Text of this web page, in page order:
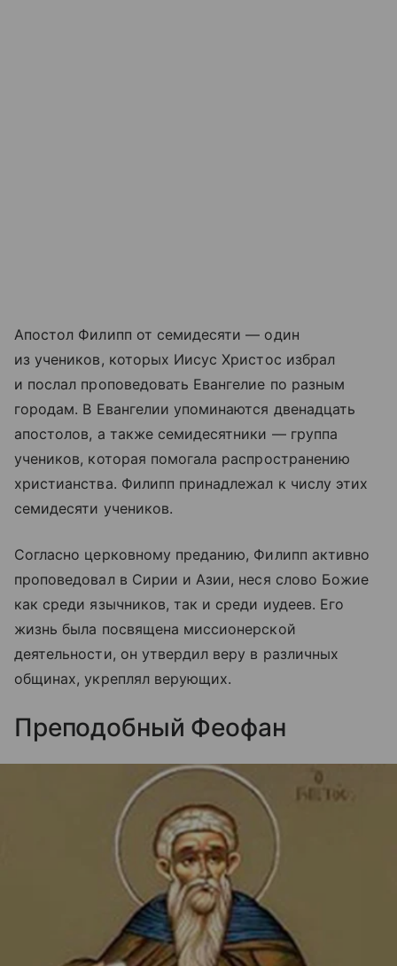
Апостол Филипп от семидесяти — один
из учеников, которых Иисус Христос избрал
и послал проповедовать Евангелие по разным
городам. В Евангелии упоминаются двенадцать
апостолов, а также семидесятники — группа
учеников, которая помогала распространению
христианства. Филипп принадлежал к числу этих
семидесяти учеников.
Согласно церковному преданию, Филипп активно
проповедовал в Сирии и Азии, неся слово Божие
как среди язычников, так и среди иудеев. Его
жизнь была посвящена миссионерской
деятельности, он утвердил веру в различных
общинах, укреплял верующих.
Преподобный Феофан